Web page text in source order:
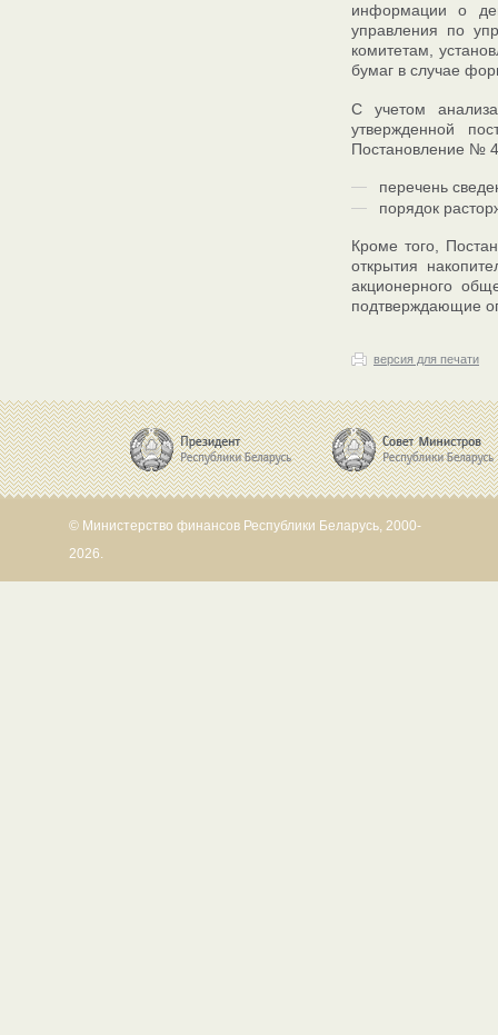
информации о
управления по
комитетам,
бумаг в случае
С учетом
утвержденной
Постановление №
перечень
порядок
Кроме того,
открытия
акционерного
подтверждающие
версия для печати
© Министерство финансов Республики Беларусь, 2000-
2026.